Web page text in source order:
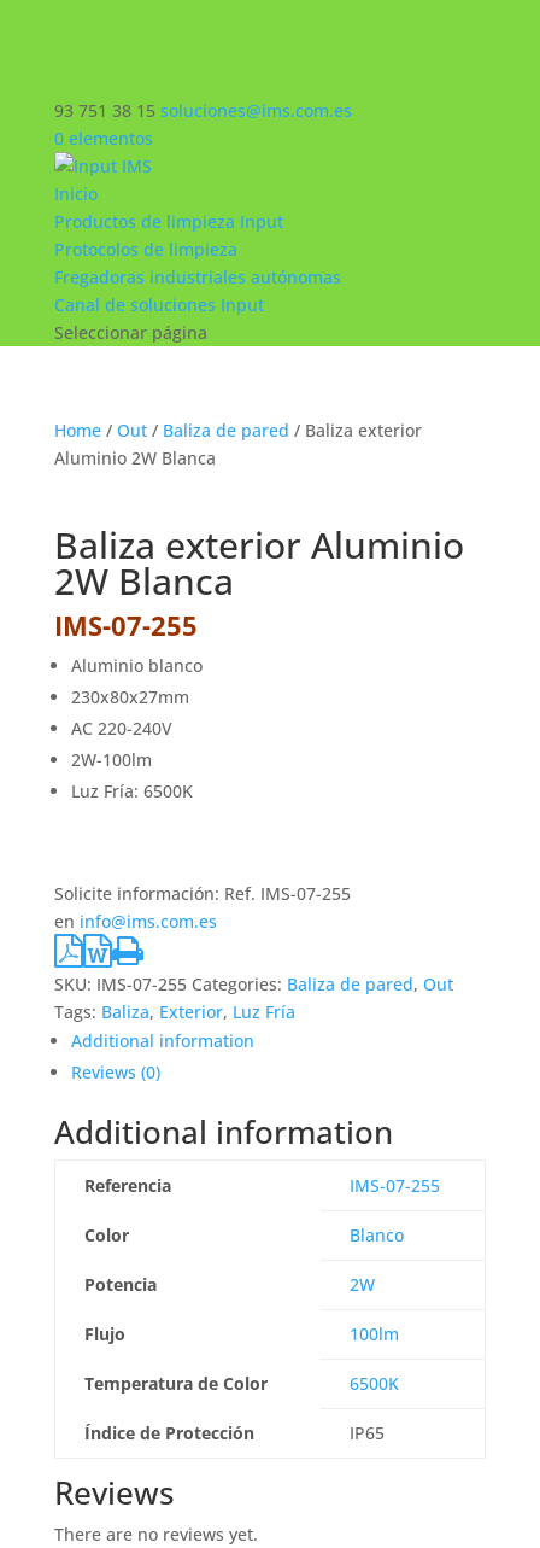
93 751 38 15 soluciones@ims.com.es
0 elementos
Inicio
Productos de limpieza Input
Protocolos de limpieza
Fregadoras industriales autónomas
Canal de soluciones Input
Seleccionar página
Home/ Out/ Baliza de pared / Baliza exterior
Aluminio 2W Blanca
Baliza exterior Aluminio
2W Blanca
IMS-07-255
Aluminio blanco
230x80x27mm
AC 220-240V
2W-100lm
Luz Fría: 6500K
Solicite información: Ref. IMS-07-255
en info@ims.com.es
SKU: IMS-07-255 Categories: Baliza de pared, Out
Tags: Baliza, Exterior, Luz Fría
Additional information
Reviews (0)
Additional information
Referencia IMS-07-255
Color Blanco
Potencia 2W
Flujo 100lm
Temperatura de Color 6500K
Índice de Protección IP65
Reviews
There are no reviews yet.